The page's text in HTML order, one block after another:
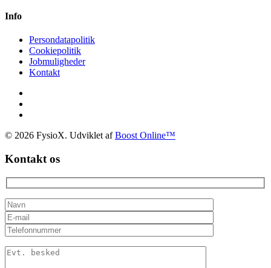
Info
Persondatapolitik
Cookiepolitik
Jobmuligheder
Kontakt
© 2026 FysioX. Udviklet afBoost Online™
Kontakt os